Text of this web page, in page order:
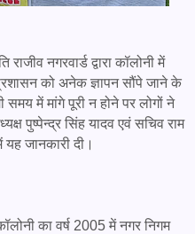
नगरवार्ड द्वारा कॉलोनी में
को अनेक ज्ञापन सौंपे जाने के
समय में मांगे पूरी न होने पर लोगों ने
पुष्पेन्द्र सिंह यादव एवं सचिव राम
जानकारी दी।
का वर्ष 2005 में नगर निगम